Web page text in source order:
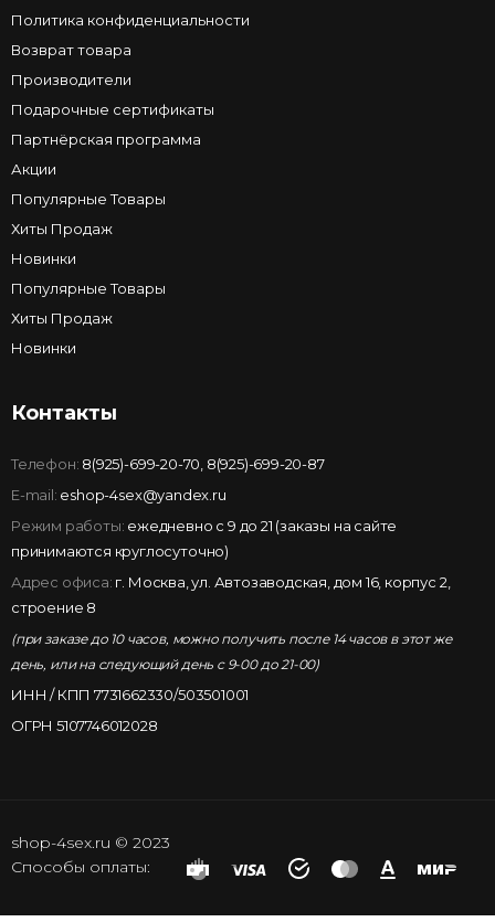
Политика конфиденциальности
Возврат товара
Производители
Подарочные сертификаты
Партнёрская программа
Акции
Популярные Товары
Хиты Продаж
Новинки
Популярные Товары
Хиты Продаж
Новинки
Контакты
Телефон: 8(925)-699-20-70 8(925)-699-20-87
E-mail: eshop-4sex@yandex.ru
Режим работы: ежедневно с 9 до 21 (заказы на сайте
принимаются круглосуточно)
Адрес офиса: г. Москва, ул. Автозаводская, дом 16, корпус 2,
строение 8
(при заказе до 10 часов, можно получить после 14 часов в этот же
день, или на следующий день с 9-00 до 21-00)
ИНН / КПП 7731662330/503501001
ОГРН 5107746012028
shop-4sex.ru © 2023
Способы оплаты: